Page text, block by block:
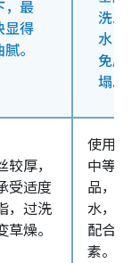
，最
显得
。
洗发
水，
免扁
塌。
较厚，
受适度
，过洗
草燥。
使用
中等
品，
水，
配合
素。